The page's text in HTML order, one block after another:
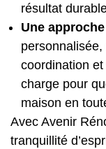
résultat
Une
coordination
charge pour
maison en
Avec Avenir
tranquillité